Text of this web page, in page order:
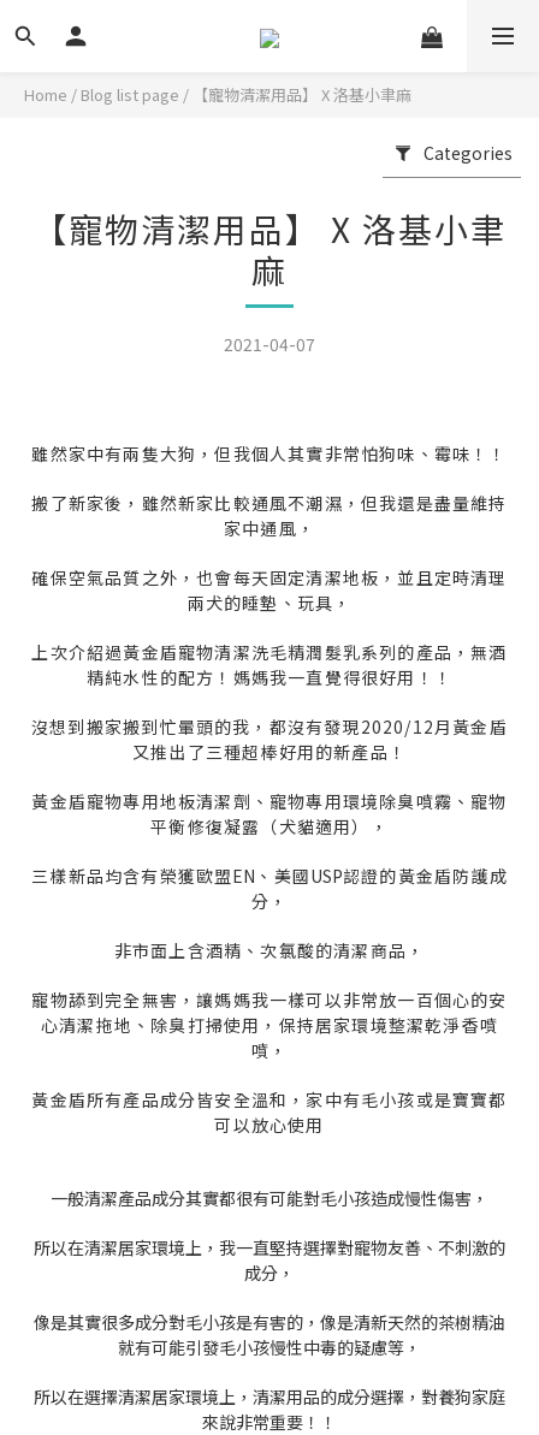
Home / Blog list page / 【寵物清潔用品】 X 洛基小聿麻
Categories
【寵物清潔用品】 X 洛基小聿
麻
2021-04-07
雖然家中有兩隻大狗，但我個人其實非常怕狗味、霉味！！
搬了新家後，雖然新家比較通風不潮濕，但我還是盡量維持
家中通風，
確保空氣品質之外，也會每天固定清潔地板，並且定時清理
兩犬的睡墊、玩具，
上次介紹過黃金盾寵物清潔洗毛精潤髮乳系列的產品，無酒
精純水性的配方！媽媽我一直覺得很好用！！
沒想到搬家搬到忙暈頭的我，都沒有發現2020/12月黃金盾
又推出了三種超棒好用的新產品！
黃金盾寵物專用地板清潔劑、寵物專用環境除臭噴霧、寵物
平衡修復凝露（犬貓適用），
三樣新品均含有榮獲歐盟EN 、美國USP認證的黃金盾防護成
分，
非市面上含酒精、次氯酸的清潔商品，
寵物舔到完全無害，讓媽媽我一樣可以非常放一百個心的安
心清潔拖地、除臭打掃使用，保持居家環境整潔乾淨香噴
噴，
黃金盾所有產品成分皆安全溫和，家中有毛小孩或是寶寶都
可以放心使用
一般清潔產品成分其實都很有可能對毛小孩造成慢性傷害，
所以在清潔居家環境上，我一直堅持選擇對寵物友善、不刺激的
成分，
像是其實很多成分對毛小孩是有害的，像是清新天然的茶樹精油
就有可能引發毛小孩慢性中毒的疑慮等，
所以在選擇清潔居家環境上，清潔用品的成分選擇，對養狗家庭
來說非常重要！！